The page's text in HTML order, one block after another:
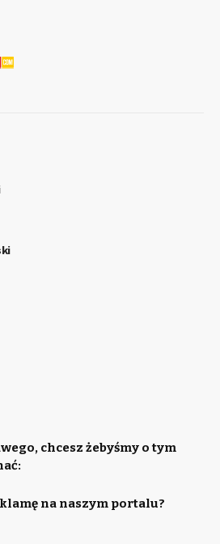
chcesz żebyśmy o tym
na naszym portalu?